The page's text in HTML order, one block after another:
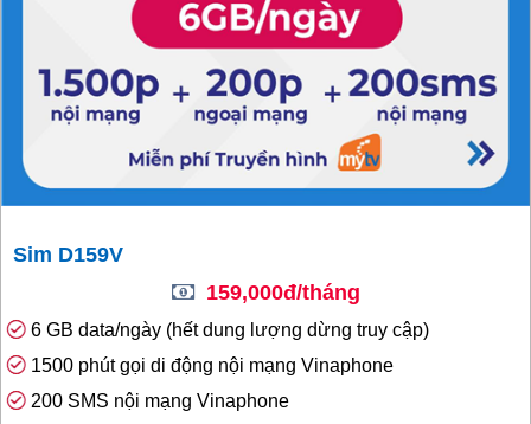
Sim D159V
159,000đ/tháng
6 GB data/ngày (hết dung lượng dừng truy cập)
1500 phút gọi di động nội mạng Vinaphone
200 SMS nội mạng Vinaphone